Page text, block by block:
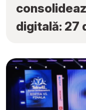
digitală: 27